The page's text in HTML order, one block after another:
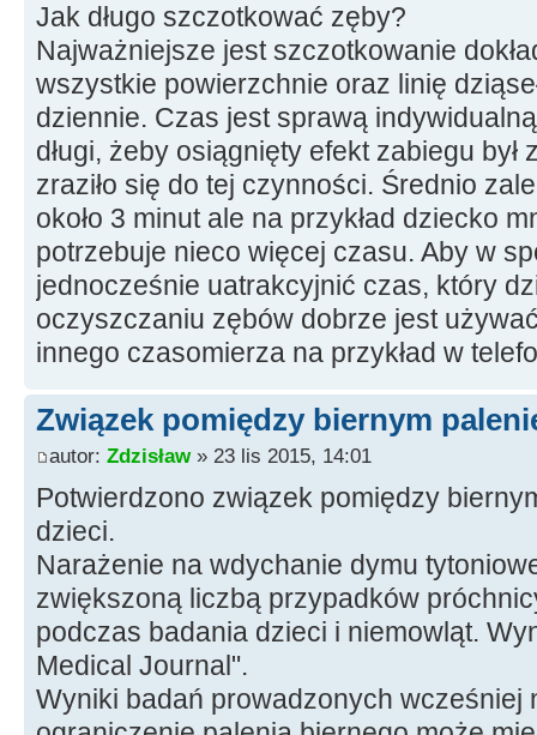
Jak długo szczotkować zęby?
Najważniejsze jest szczotkowanie
wszystkie powierzchnie oraz linię
dziennie. Czas jest sprawą
długi, żeby osiągnięty efekt zabiegu
zraziło się do tej czynności. Średnio
około 3 minut ale na przykład dziecko
potrzebuje nieco więcej czasu. Aby w
jednocześnie uatrakcyjnić czas, który
oczyszczaniu zębów dobrze jest
innego czasomierza na przykład w
Związek pomiędzy biernym
autor: Zdzisław» 23 lis 2015, 14:01
Potwierdzono związek pomiędzy
dzieci.
Narażenie na wdychanie dymu
zwiększoną liczbą przypadków
podczas badania dzieci i niemowląt.
Medical Journal".
Wyniki badań prowadzonych wcześniej